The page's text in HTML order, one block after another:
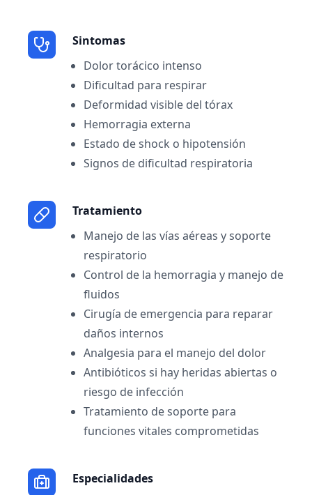
Sintomas
Dolor torácico intenso
Dificultad para respirar
Deformidad visible del tórax
Hemorragia externa
Estado de shock o hipotensión
Signos de dificultad respiratoria
Tratamiento
Manejo de las vías aéreas y soporte
respiratorio
Control de la hemorragia y manejo de
fluidos
Cirugía de emergencia para reparar
daños internos
Analgesia para el manejo del dolor
Antibióticos si hay heridas abiertas o
riesgo de infección
Tratamiento de soporte para
funciones vitales comprometidas
Especialidades